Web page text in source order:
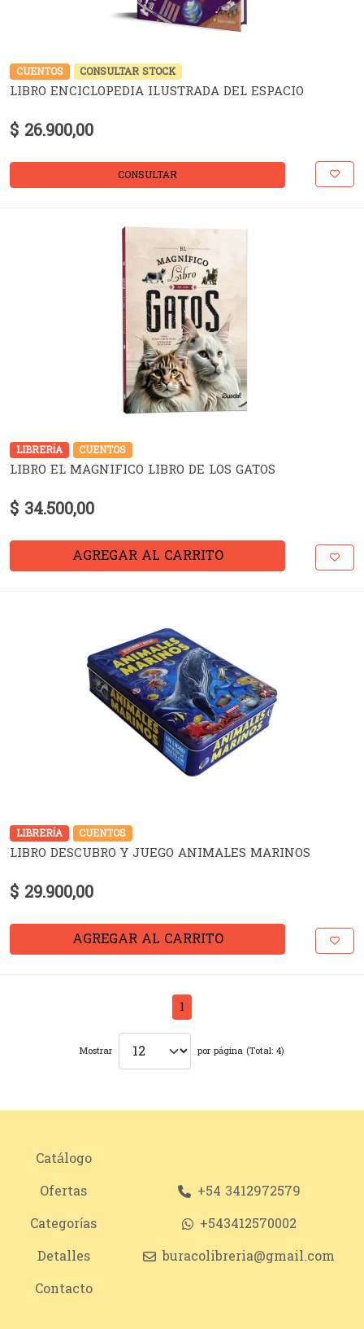
CUENTOS CONSULTAR STOCK
LIBRO ENCICLOPEDIA ILUSTRADA DEL ESPACIO
$ 26.900,00
CONSULTAR
LIBRERÍA CUENTOS
LIBRO EL MAGNIFICO LIBRO DE LOS GATOS
$ 34.500,00
AGREGAR AL CARRITO
LIBRERÍA CUENTOS
LIBRO DESCUBRO Y JUEGO ANIMALES MARINOS
$ 29.900,00
AGREGAR AL CARRITO
1
Mostrar por página (Total: 4)
Catálogo
Ofertas
Categorías
Detalles
Contacto
+54 3412972579
+543412570002
buracolibreria@gmail.com